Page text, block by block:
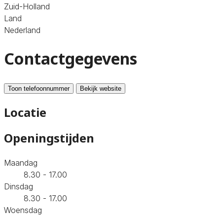
Zuid-Holland
Land
Nederland
Contactgegevens
Toon telefoonnummer Bekijk website
Locatie
Openingstijden
Maandag
8.30 - 17.00
Dinsdag
8.30 - 17.00
Woensdag